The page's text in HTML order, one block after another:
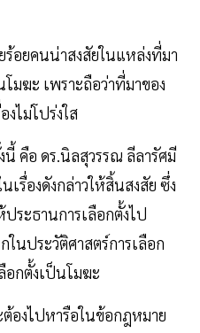
ร้อยคนน่าสงสัยในแหล่งที่มา
มฆะ เพราะถือว่าที่มาของ
ไม่โปร่งใส
นี้ คือ ดร.นิลสุวรรณ ลีลารัศมี
รื่องดังกล่าวให้สิ้นสงสัย ซึ่ง
ระธานการเลือกตั้งไป
นประวัติศาสตร์การเลือก
อกตั้งเป็นโมฆะ
ต้องไปหารือในข้อกฎหมาย